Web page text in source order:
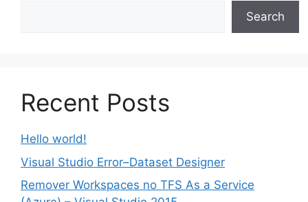
Search
Recent Posts
Hello world!
Visual Studio Error–Dataset Designer
Remover Workspaces no TFS As a Service